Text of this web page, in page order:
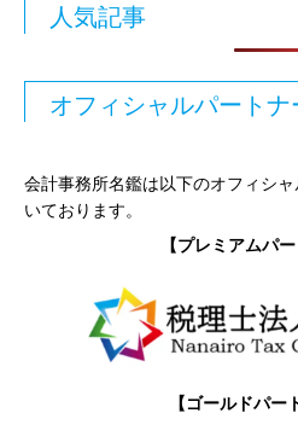
人気記事
オフィシャルパートナ
会計事務所名鑑は以下のオフィシ
いております。
【プレミアムパー
【ゴールドパー